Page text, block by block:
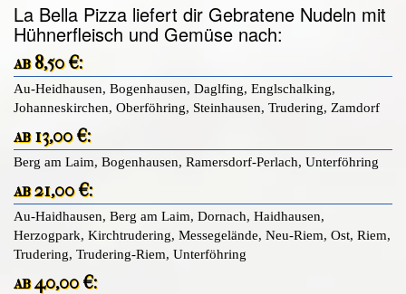
La Bella Pizza liefert dir Gebratene Nudeln mit
Hühnerfleisch und Gemüse nach:
ab 8,50 €:
Au-Heidhausen, Bogenhausen, Daglfing, Englschalking,
Johanneskirchen, Oberföhring, Steinhausen, Trudering, Zamdorf
ab 13,00 €:
Berg am Laim, Bogenhausen, Ramersdorf-Perlach, Unterföhring
ab 21,00 €:
Au-Haidhausen, Berg am Laim, Dornach, Haidhausen,
Herzogpark, Kirchtrudering, Messegelände, Neu-Riem, Ost, Riem,
Trudering, Trudering-Riem, Unterföhring
ab 40,00 €: